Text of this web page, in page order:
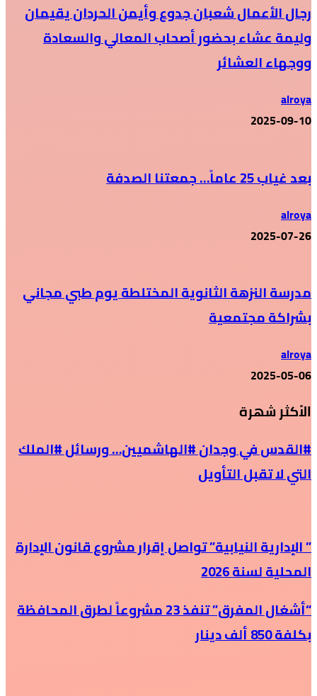
رجال الأعمال شعبان جدوع وأيمن الحردان يقيمان
وليمة عشاء بحضور أصحاب المعالي والسعادة
ووجهاء العشائر
alroya
2025-09-10
بعد غياب 25 عاماً… جمعتنا الصدفة
alroya
2025-07-26
مدرسة النزهة الثانوية المختلطة يوم طبي مجاني
بشراكة مجتمعية
alroya
2025-05-06
الأكثر شهرة
#القدس في وجدان #الهاشميين… ورسائل #الملك
التي لا تقبل التأويل
” الإدارية النيابية” تواصل إقرار مشروع قانون الإدارة
المحلية لسنة 2026
“أشغال المفرق” تنفذ 23 مشروعاً لطرق المحافظة
بكلفة 850 ألف دينار